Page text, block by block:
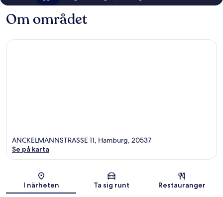
Om området
Karta
ANCKELMANNSTRASSE 11, Hamburg, 20537
Se på karta
I närheten Ta sig runt Restauranger